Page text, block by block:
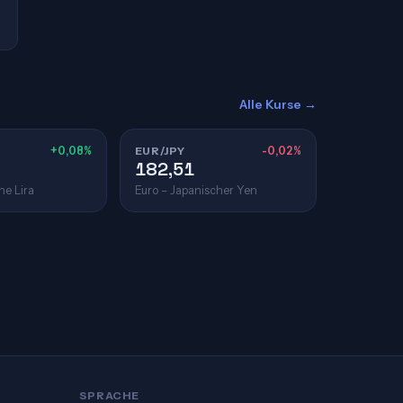
Alle Kurse →
+0,08%
Lira
EUR/JPY -0,02%
182,51
Euro – Japanischer Yen
SPRACHE